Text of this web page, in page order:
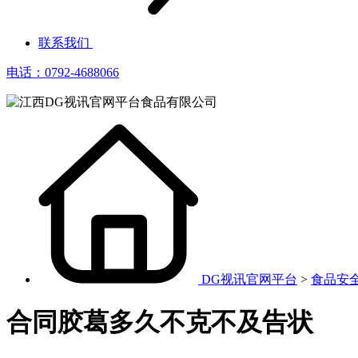
联系我们
电话：0792-4688066
DG视讯官网平台 > 食品安
合同胶葛多久不克不及告状